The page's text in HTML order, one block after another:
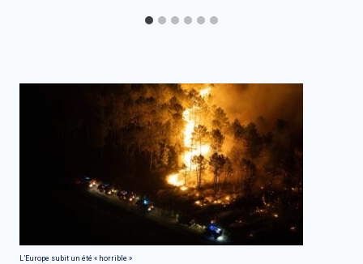
L’Europe subit un été « horrible »